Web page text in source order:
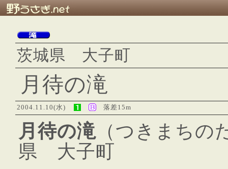
茨城県 大子町
月待の滝
2004.11.10(水) 落差15m
月待の滝 （つきまちの
県 大子町